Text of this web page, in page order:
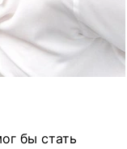
бы стать